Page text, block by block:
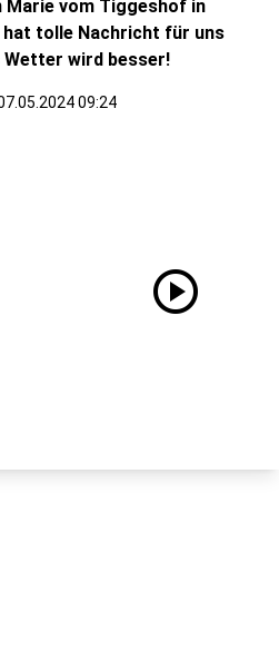
Marie vom Tiggeshof in
tolle Nachricht für uns
Wetter wird besser!
09:24
play_circle